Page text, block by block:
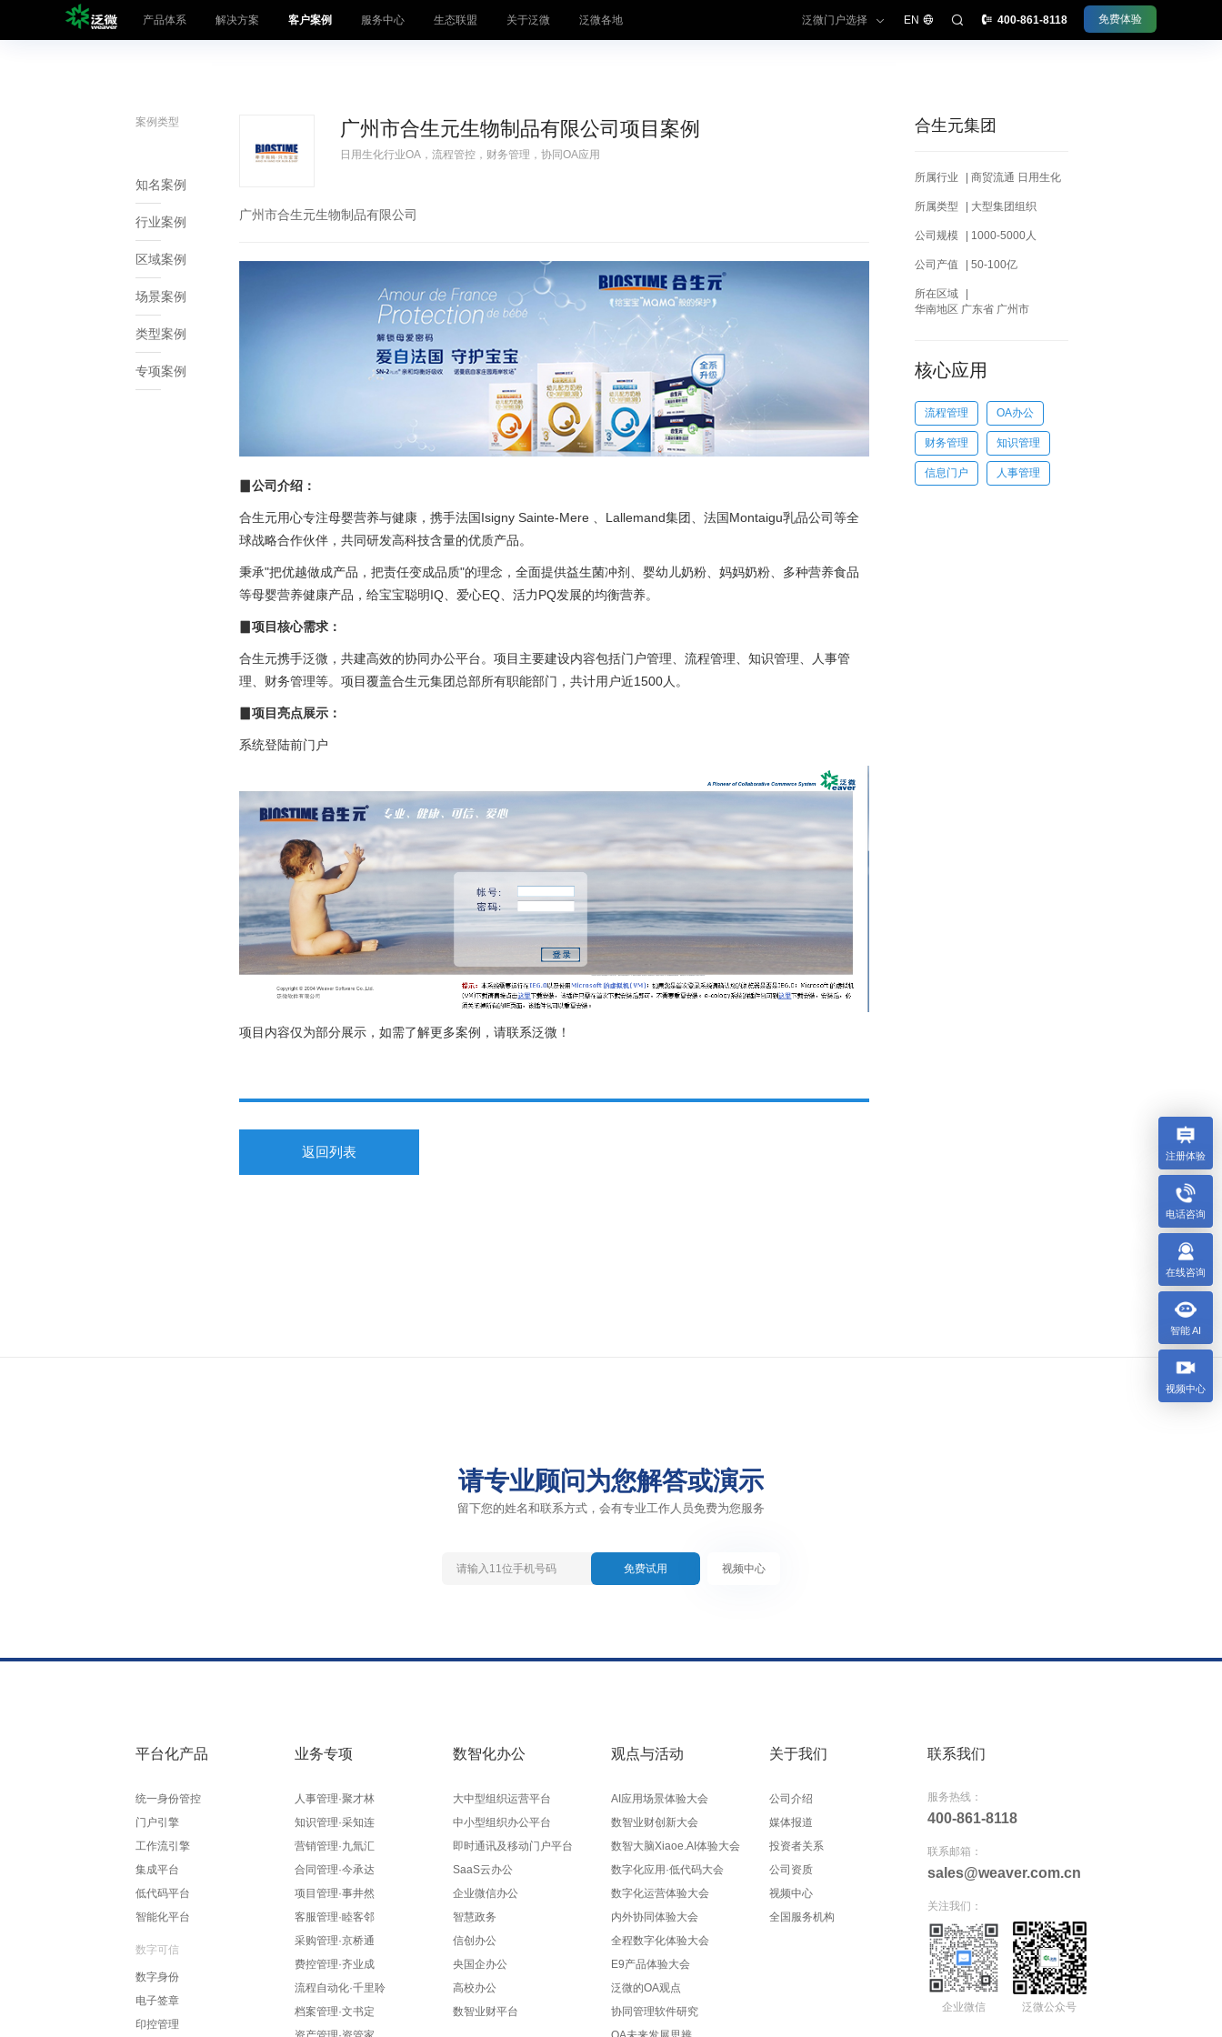
产品体系 解决方案 客户案例 服务中心 生态联盟 关于泛微 泛微各地 泛微门户选择 EN 400-861-8118 免费体验
办公产品
大中型组织运营平台
业务专项
项目管理·事井然
采购管理·京桥通
流程自动化·千里聆
发票管理·业票通
学习培训考试·青蓝阁
门户引擎 工作流引擎
智能化平台
印控管理
政务信创
高校办公
案例类型
知名案例
行业案例
区域案例
场景案例
类型案例
专项案例
广州市合生元生物制品有限公司项目案例
日用生化行业OA，流程管控，财务管理，协同OA应用
广州市合生元生物制品有限公司
▊公司介绍：
合生元用心专注母婴营养与健康，携手法国Isigny Sainte-Mere 、Lallemand集团、法国Montaigu乳品公司等全
球战略合作伙伴，共同研发高科技含量的优质产品。
秉承"把优越做成产品，把责任变成品质"的理念，全面提供益生菌冲剂、婴幼儿奶粉、妈妈奶粉、多种营养食品
等母婴营养健康产品，给宝宝聪明IQ、爱心EQ、活力PQ发展的均衡营养。
▊项目核心需求：
合生元携手泛微，共建高效的协同办公平台。项目主要建设内容包括门户管理、流程管理、知识管理、人事管
理、财务管理等。项目覆盖合生元集团总部所有职能部门，共计用户近1500人。
▊项目亮点展示：
系统登陆前门户
项目内容仅为部分展示，如需了解更多案例，请联系泛微！
返回列表
合生元集团
所属行业 商贸流通 日用生化
所属类型 大型集团组织
公司规模 1000-5000人
公司产值 50-100亿
所在区域
华南地区 广东省 广州市
核心应用
流程管理 OA办公
财务管理 知识管理
信息门户 人事管理
请专业顾问为您解答或演示
留下您的姓名和联系方式，会有专业工作人员免费为您服务
免费试用 视频中心
平台化产品
统一身份管控
门户引擎
工作流引擎
集成平台
低代码平台
智能化平台
数字可信
数字身份
电子签章
印控管理
业务专项
人事管理·聚才林
知识管理·采知连
营销管理·九氚汇
合同管理·今承达
项目管理·事井然
客服管理·睦客邻
采购管理·京桥通
费控管理·齐业成
流程自动化·千里聆
档案管理·文书定
数智化办公
大中型组织运营平台
中小型组织办公平台
即时通讯及移动门户平台
SaaS云办公
企业微信办公
智慧政务
信创办公
央国企办公
高校办公
数智业财平台
观点与活动
AI应用场景体验大会
数智业财创新大会
数智大脑Xiaoe.AI体验大会
数字化应用·低代码大会
数字化运营体验大会
内外协同体验大会
全程数字化体验大会
E9产品体验大会
泛微的OA观点
协同管理软件研究
关于我们
公司介绍
媒体报道
投资者关系
公司资质
视频中心
全国服务机构
联系我们
服务热线：
400-861-8118
联系邮箱：
sales@weaver.com.cn
关注我们：
企业微信 泛微公众号
注册体验
电话咨询
在线咨询
智能 AI
视频中心